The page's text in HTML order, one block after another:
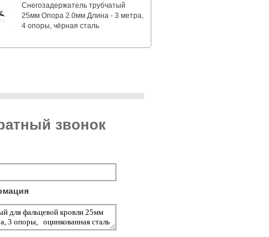
Снегозадержатель трубчатый
25мм Опора 2.0мм Длина - 3 метра,
4 опоры, чёрная сталь
звонок